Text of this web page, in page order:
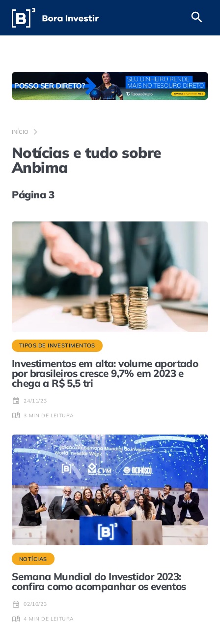
INÍCIO
Notícias e tudo sobre
Anbima
Página 3
TIPOS DE INVESTIMENTOS
Investimentos em alta: volume aportado
por brasileiros cresce 9,7% em 2023 e
chega a R$ 5,5 tri
24/11/23
3 MIN DE LEITURA
NOTÍCIAS
Semana Mundial do Investidor 2023:
confira como acompanhar os eventos
02/10/23
4 MIN DE LEITURA